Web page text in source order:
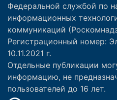
Федеральной службой по
информационных
коммуникаций
Регистрационный номер:
10.11.2021 г.
Отдельные публикации
информацию, не
пользователей до 16 лет.